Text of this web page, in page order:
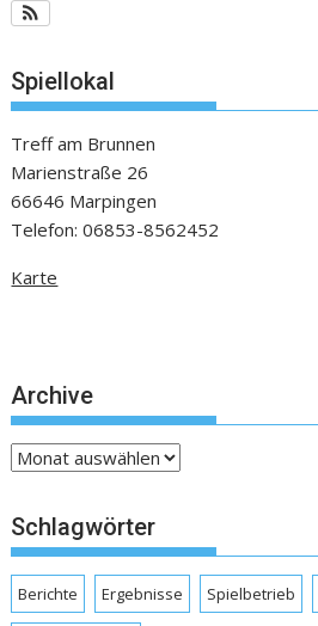
Spiellokal
Treff am Brunnen
Marienstraße 26
66646 Marpingen
Telefon: 06853-8562452
Karte
Archive
Archive
Schlagwörter
Berichte Ergebnisse Spielbetrieb